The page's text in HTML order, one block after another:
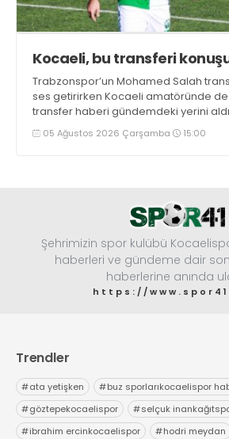
Kocaeli, bu transferi
Trabzonspor’un Mohamed Salah
ses getirirken Kocaeli amatöründe
transfer haberi gündemdeki yerini
05 Ağustos 2026 Çarşamba 15:00
Şehrimizin spor kulübü
haberleri ve gündeme dair
haberlerine anında
https://
Trendler
#ata yetişken #buz sporlarıkocaelispor
#göztepekocaelispor #selçuk
#ibrahim ercinkocaelispor #hodri meydan